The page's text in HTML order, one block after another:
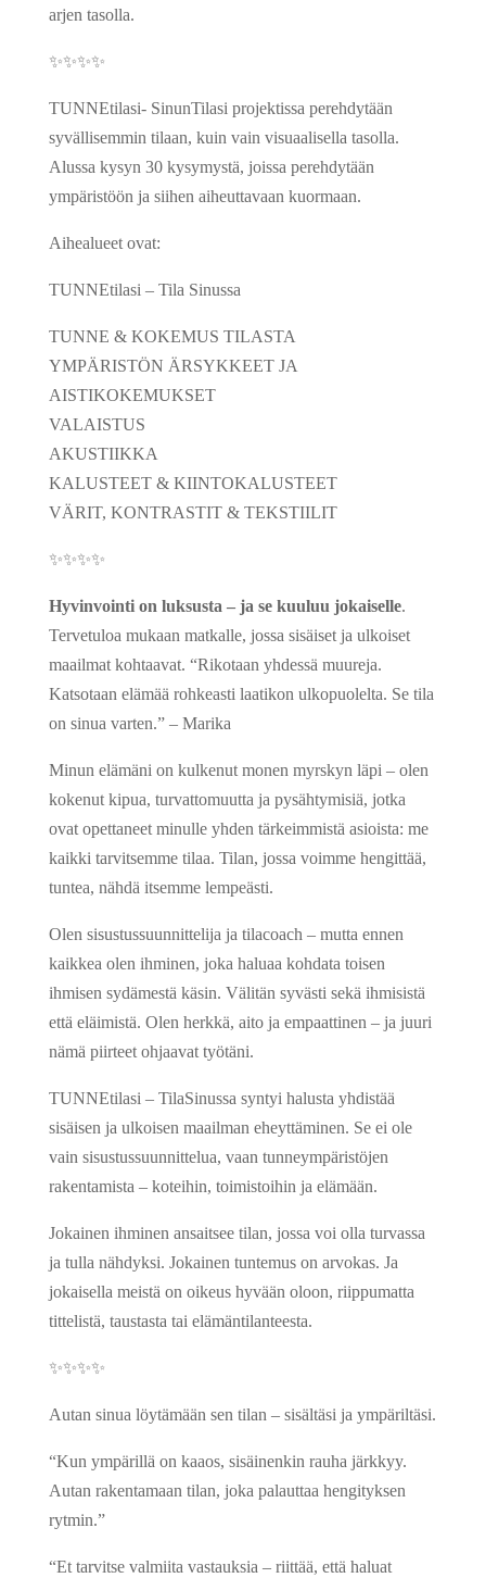
arjen tasolla.
✨✨✨✨
TUNNEtilasi- SinunTilasi projektissa perehdytään
syvällisemmin tilaan, kuin vain visuaalisella tasolla.
Alussa kysyn 30 kysymystä, joissa perehdytään
ympäristöön ja siihen aiheuttavaan kuormaan.
Aihealueet ovat:
TUNNEtilasi – Tila Sinussa
TUNNE & KOKEMUS TILASTA
YMPÄRISTÖN ÄRSYKKEET JA
AISTIKOKEMUKSET
VALAISTUS
AKUSTIIKKA
KALUSTEET & KIINTOKALUSTEET
VÄRIT, KONTRASTIT & TEKSTIILIT
✨✨✨✨
Hyvinvointi on luksusta – ja se kuuluu jokaiselle.
Tervetuloa mukaan matkalle, jossa sisäiset ja ulkoiset
maailmat kohtaavat. “Rikotaan yhdessä muureja.
Katsotaan elämää rohkeasti laatikon ulkopuolelta. Se tila
on sinua varten.” – Marika
Minun elämäni on kulkenut monen myrskyn läpi – olen
kokenut kipua, turvattomuutta ja pysähtymisiä, jotka
ovat opettaneet minulle yhden tärkeimmistä asioista: me
kaikki tarvitsemme tilaa. Tilan, jossa voimme hengittää,
tuntea, nähdä itsemme lempeästi.
Olen sisustussuunnittelija ja tilacoach – mutta ennen
kaikkea olen ihminen, joka haluaa kohdata toisen
ihmisen sydämestä käsin. Välitän syvästi sekä ihmisistä
että eläimistä. Olen herkkä, aito ja empaattinen – ja juuri
nämä piirteet ohjaavat työtäni.
TUNNEtilasi – TilaSinussa syntyi halusta yhdistää
sisäisen ja ulkoisen maailman eheyttäminen. Se ei ole
vain sisustussuunnittelua, vaan tunneympäristöjen
rakentamista – koteihin, toimistoihin ja elämään.
Jokainen ihminen ansaitsee tilan, jossa voi olla turvassa
ja tulla nähdyksi. Jokainen tuntemus on arvokas. Ja
jokaisella meistä on oikeus hyvään oloon, riippumatta
tittelistä, taustasta tai elämäntilanteesta.
✨✨✨✨
Autan sinua löytämään sen tilan – sisältäsi ja ympäriltäsi.
“Kun ympärillä on kaaos, sisäinenkin rauha järkkyy.
Autan rakentamaan tilan, joka palauttaa hengityksen
rytmin.”
“Et tarvitse valmiita vastauksia – riittää, että haluat